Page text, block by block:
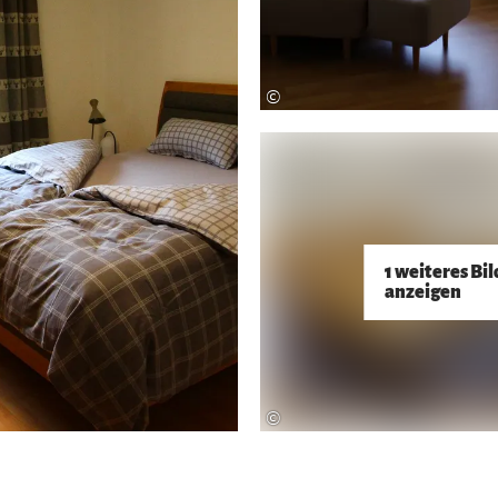
1 weiteres
anzeigen
©
©